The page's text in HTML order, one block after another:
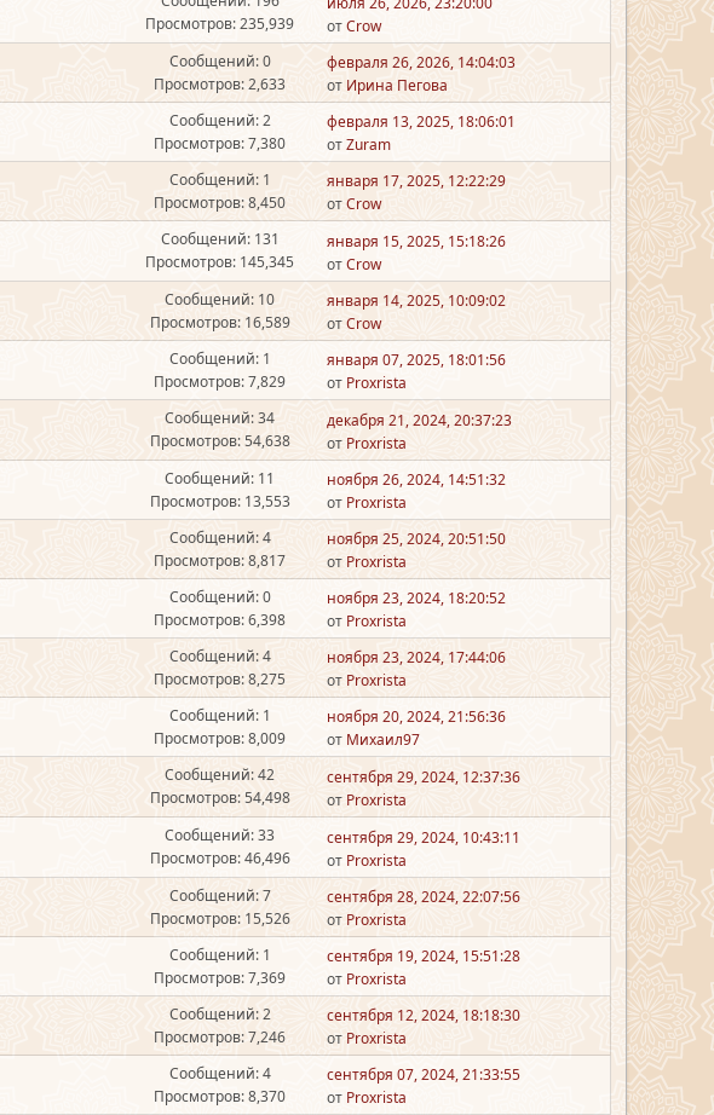
Просмотров: 235,939
отCrow
Сообщений: 0
Просмотров: 2,633
февраля 26, 2026, 14:04:03
от Ирина Пегова
Сообщений: 2
Просмотров: 7,380
февраля 13, 2025, 18:06:01
отZuram
Сообщений: 1
Просмотров: 8,450
января 17, 2025, 12:22:29
отCrow
Сообщений: 131
Просмотров: 145,345
января 15, 2025, 15:18:26
отCrow
Сообщений: 10
Просмотров: 16,589
января 14, 2025, 10:09:02
отCrow
Сообщений: 1
Просмотров: 7,829
января 07, 2025, 18:01:56
от Proxrista
Сообщений: 34
Просмотров: 54,638
декабря 21, 2024, 20:37:23
от Proxrista
Сообщений: 11
Просмотров: 13,553
ноября 26, 2024, 14:51:32
от Proxrista
Сообщений: 4
Просмотров: 8,817
ноября 25, 2024, 20:51:50
от Proxrista
Сообщений: 0
Просмотров: 6,398
ноября 23, 2024, 18:20:52
от Proxrista
Сообщений: 4
Просмотров: 8,275
ноября 23, 2024, 17:44:06
от Proxrista
Сообщений: 1
Просмотров: 8,009
ноября 20, 2024, 21:56:36
от Михаил97
Сообщений: 42
Просмотров: 54,498
сентября 29, 2024, 12:37:36
от Proxrista
Сообщений: 33
Просмотров: 46,496
сентября 29, 2024, 10:43:11
от Proxrista
Сообщений: 7
Просмотров: 15,526
сентября 28, 2024, 22:07:56
от Proxrista
Сообщений: 1
Просмотров: 7,369
сентября 19, 2024, 15:51:28
от Proxrista
Сообщений: 2
Просмотров: 7,246
сентября 12, 2024, 18:18:30
от Proxrista
Сообщений: 4
Просмотров: 8,370
сентября 07, 2024, 21:33:55
от Proxrista